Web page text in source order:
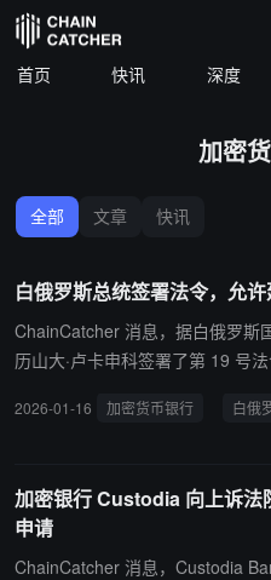
首页 快讯 深度
加密
全部 文章 快讯
白俄罗斯总统签署法令，允
ChainCatcher 消息，据白俄罗斯
历山大·卢卡申科签署了第 19 号
领先国家的形象，并为“加密货币
密银行须具备高科技园区居民企
行注册名单。其在开展业务时，
的法规要求，并执行高科技园区
2026-01-16 加密货币银行 白俄
加密银行 Custodia 向上诉法
申请
ChainCatcher 消息，Custodia